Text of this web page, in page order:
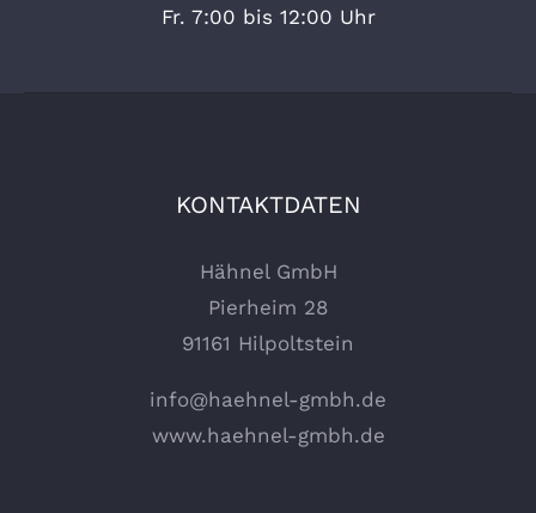
Fr. 7:00 bis 12:00 Uhr
KONTAKTDATEN
Hähnel GmbH
Pierheim 28
91161 Hilpoltstein
info@haehnel-gmbh.de
www.haehnel-gmbh.de